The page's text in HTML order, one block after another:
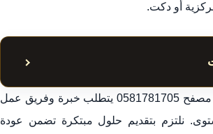
أو دكت.
إظهار
المكيفات
مصفح 0581781705يتطلب خبرة وفريق عمل
نلتزم بتقديم حلول مبتكرة تضمن عودة